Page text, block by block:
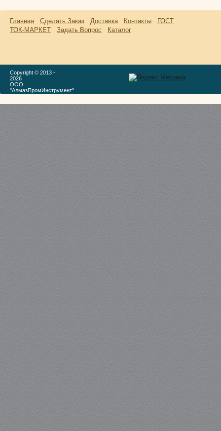
Главная Сделать Заказ Доставка Контакты
ГОСТ
ТОК-МАРКЕТ
Задать Вопрос Каталог
Copyright © 2013 -
2026
ООО
"АлмазПромИнструмент"